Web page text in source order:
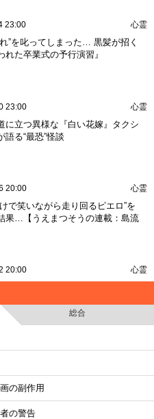
23:00 心霊
”を叱ってしまった… 黒髪が招く
れた卒業式の予行演習』
23:00 心霊
に立つ異様な『白い花嫁』タクシ
語る“最恐”怪談
20:00 心霊
で笑いながら走り回るピエロ”を
果…【うえまつそうの連載：島流
20:00 心霊
総合
の副作用
の警告